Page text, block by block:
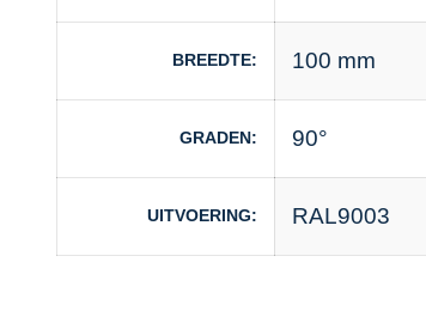
BREEDTE 100 mm
GRADEN 90°
UITVOERING RAL9003